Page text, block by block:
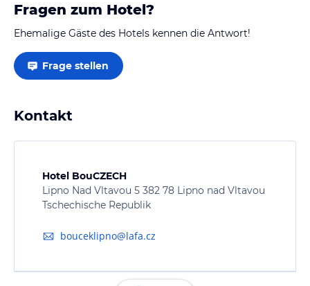
Fragen zum Hotel?
Ehemalige Gäste des Hotels kennen die Antwort!
Frage stellen
Kontakt
Hotel BouCZECH
Lipno Nad Vltavou 5 382 78 Lipno nad Vltavou
Tschechische Republik
bouceklipno@lafa.cz